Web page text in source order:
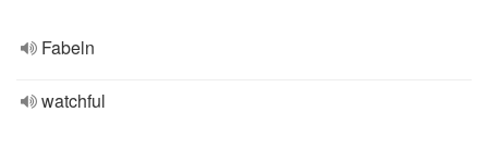
Fabeln
watchful